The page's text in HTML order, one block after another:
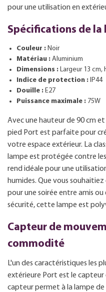
pour une utilisation en
Spécifications de
Couleur : Noir
Matériau : Aluminium
Dimensions : Largeur 13 cm,
Indice de protection : IP44
Douille : E27
Puissance maximale : 75W
Avec une hauteur de 90 cm
pied Port est parfaite pour
votre espace extérieur. La
lampe est protégée contre
rend idéale pour une
humides. Que vous
pour une soirée entre amis
sécurité, cette lampe est
Capteur de
commodité
L'un des caractéristiques les
extérieure Port est le
capteur permet à la lampe